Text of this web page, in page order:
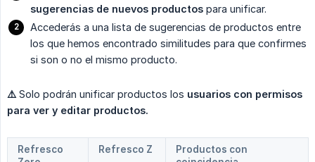
sugerencias de nuevos productos para unificar.
Accederás a una lista de sugerencias de productos entre
los que hemos encontrado similitudes para que confirmes
si son o no el mismo producto.
⚠️ Solo podrán unificar productos los usuarios con permisos
para ver y editar productos.
Refresco
Refresco Z
Productos con